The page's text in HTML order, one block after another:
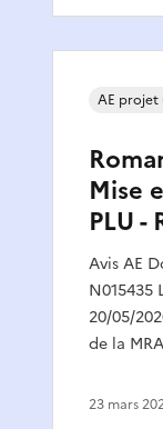
Mise
PLU -
Avis AE
N015435
20/05/
de la
AE projet
23 mars